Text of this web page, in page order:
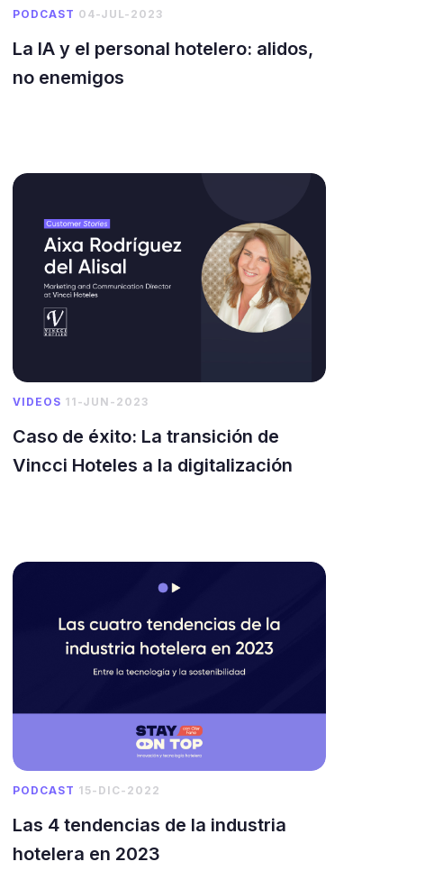
PODCAST 04-JUL-2023
La IA y el personal hotelero: alidos,
no enemigos
VIDEOS 11-JUN-2023
Caso de éxito: La transición de
Vincci Hoteles a la digitalización
PODCAST 15-DIC-2022
Las 4 tendencias de la industria
hotelera en 2023